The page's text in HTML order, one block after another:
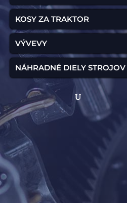
KOSY ZA TRAKTOR
VÝVEVY
NÁHRADNÉ DIELY STROJOV